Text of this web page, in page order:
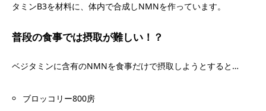
タミンB3を材料に、体内で合成しNMNを作っています。
普段の食事では摂取が難しい！？
ベジタミンに含有のNMNを食事だけで摂取しようとすると…
ブロッコリー800房